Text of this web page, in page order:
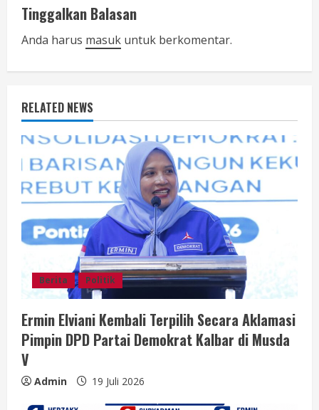
n
u
e
R
e
a
d
i
n
g
Tinggalkan Balasan
Anda harus masuk untuk berkomentar.
RELATED NEWS
Berita Politik
Ermin Elviani Kembali Terpilih Secara Aklamasi
Pimpin DPD Partai Demokrat Kalbar di Musda
V
Admin 19 Juli 2026